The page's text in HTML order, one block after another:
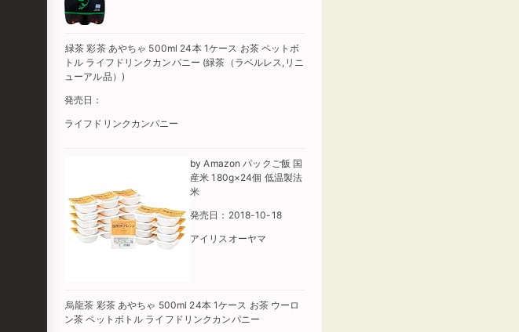
緑茶 彩茶 あやちゃ 500ml 24本 1ケース お茶 ペットボ
トル ライフドリンクカンパニー (緑茶（ラベルレス,リニ
ューアル品）)
発売日：
ライフドリンクカンパニー
by Amazon パックご飯 国
産米 180g×24個 低温製法
米
発売日：2018-10-18
アイリスオーヤマ
烏龍茶 彩茶 あやちゃ 500ml 24本 1ケース お茶 ウーロ
ン茶 ペットボトル ライフドリンクカンパニー